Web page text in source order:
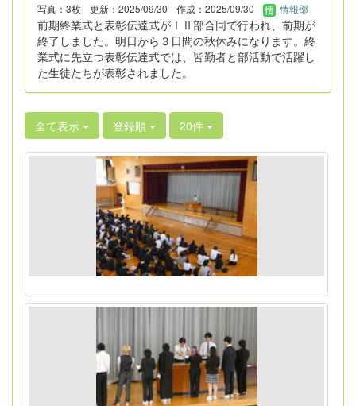
写真：3枚 更新：2025/09/30 作成：2025/09/30 情報部
前期終業式と表彰伝達式がⅠⅡ部合同で行われ、前期が
終了しました。明日から３日間の秋休みになります。終
業式に先立つ表彰伝達式では、皆勤者と部活動で活躍し
た生徒たちが表彰されました。
全て表示 登録順 20件